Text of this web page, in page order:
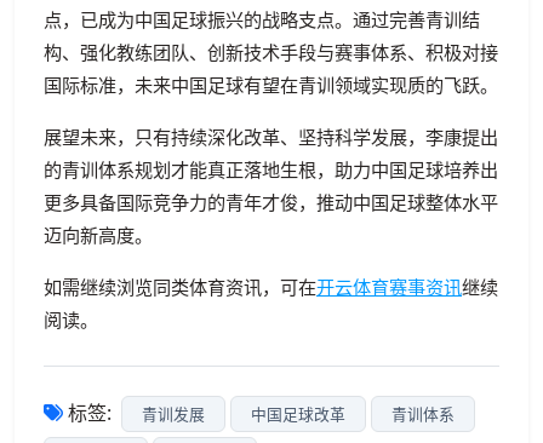
点，已成为中国足球振兴的战略支点。通过完善青训结
构、强化教练团队、创新技术手段与赛事体系、积极对接
国际标准，未来中国足球有望在青训领域实现质的飞跃。
展望未来，只有持续深化改革、坚持科学发展，李康提出
的青训体系规划才能真正落地生根，助力中国足球培养出
更多具备国际竞争力的青年才俊，推动中国足球整体水平
迈向新高度。
如需继续浏览同类体育资讯，可在开云体育赛事资讯继续
阅读。
标签: 青训发展 中国足球改革
青训体系